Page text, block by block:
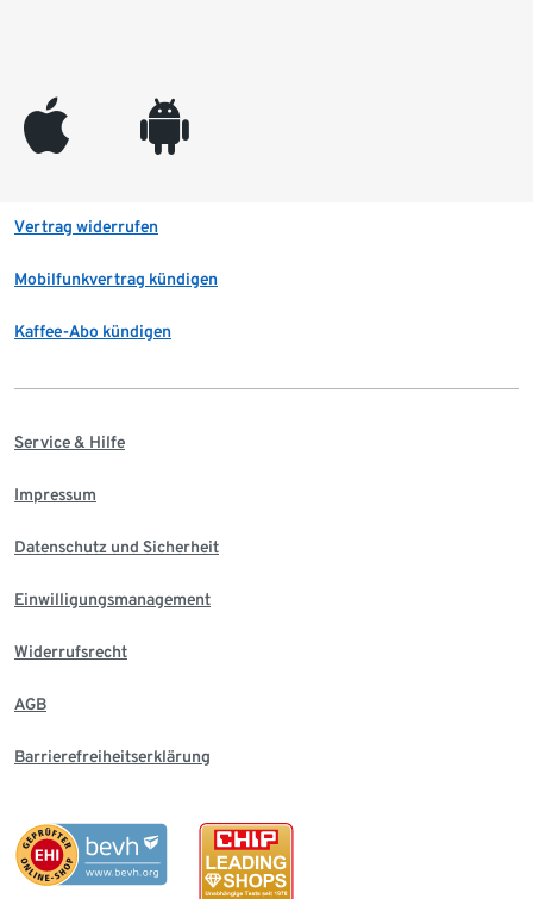
appleinc android
Vertrag widerrufen
Mobilfunkvertrag kündigen
Kaffee-Abo kündigen
Service & Hilfe
Impressum
Datenschutz und Sicherheit
Einwilligungsmanagement
Widerrufsrecht
AGB
Barrierefreiheitserklärung